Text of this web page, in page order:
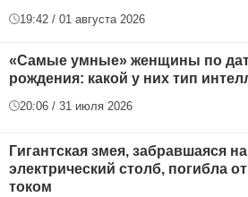
19:42 / 01 августа 2026
«Самые умные» женщины по
рождения: какой у них тип
20:06 / 31 июля 2026
Гигантская змея, забравшаяся на
электрический столб, погибла
током